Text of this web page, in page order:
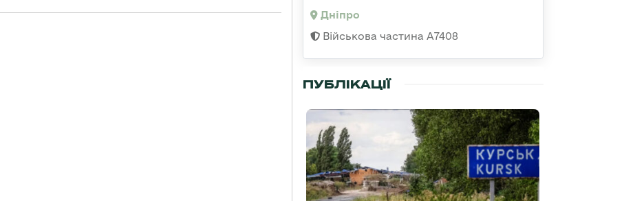
Дніпро
Військова частина А7408
ПУБЛІКАЦІЇ